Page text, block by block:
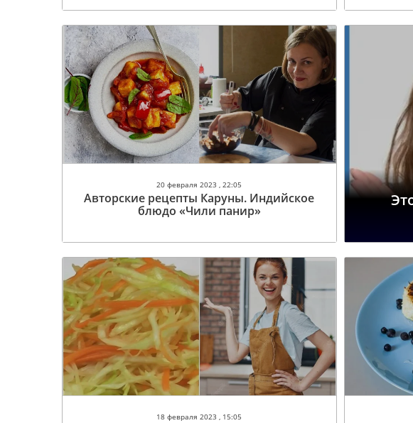
20 февраля 2023 , 22:05
Авторские рецепты Каруны. Индийское
блюдо «Чили панир»
18 февраля 2023 , 15:05